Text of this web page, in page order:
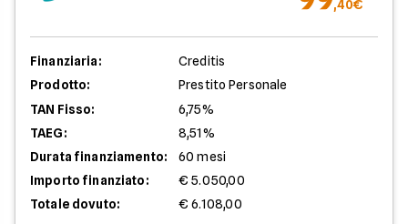
,40€
Finanziaria:
Creditis
Prodotto:
Prestito Personale
TAN Fisso:
6,75%
TAEG:
8,51%
Durata finanziamento:
60 mesi
Importo finanziato:
€ 5.050,00
Totale dovuto:
€ 6.108,00